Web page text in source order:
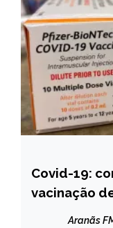
BRASIL
NOTÍCIAS
Covid-19:
vacinação
Aranãs